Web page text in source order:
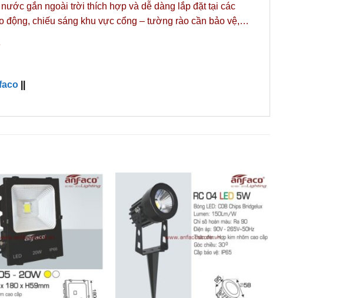
gắn ngoài trời thích hợp và dễ dàng lắp đặt tại các
động, chiếu sáng khu vực cổng – tường rào cần bảo vệ,…